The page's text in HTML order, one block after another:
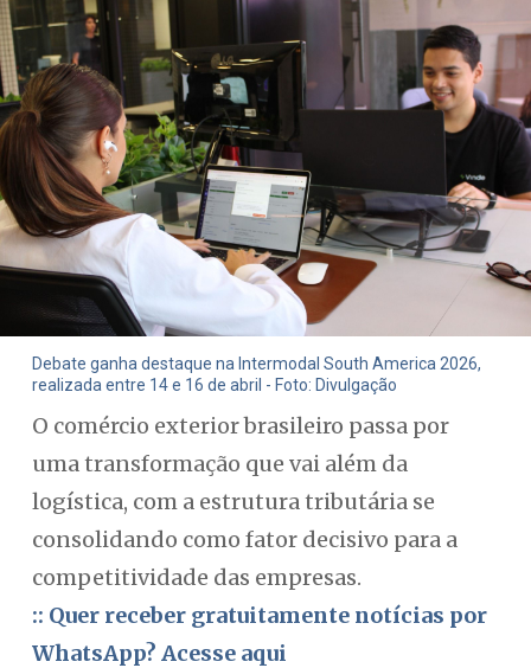
Debate ganha destaque na Intermodal South America 2026,
realizada entre 14 e 16 de abril - Foto: Divulgação
O comércio exterior brasileiro passa por
uma transformação que vai além da
logística, com a estrutura tributária se
consolidando como fator decisivo para a
competitividade das empresas.
:: Quer receber gratuitamente notícias por
WhatsApp? Acesse aqui